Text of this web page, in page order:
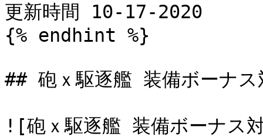
更新時間 10-17-2020
{% endhint %}
## 砲ｘ駆逐艦 装備ボーナス
![砲ｘ駆逐艦 装備ボーナス